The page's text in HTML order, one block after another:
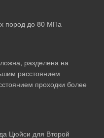
пород до 80 МПа
разделена на
расстоянием
проходки более
Цюйси для Второй